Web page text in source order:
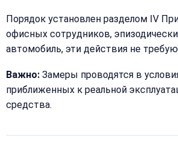
Порядок установлен разделом IV
офисных сотрудников,
автомобиль, эти действия не
Важно: Замеры проводятся в
приближенных к реальной
средства.